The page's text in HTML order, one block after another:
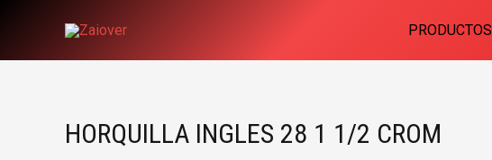
PRODUCTOS
HORQUILLA INGLES 28 1 1/2 CROM